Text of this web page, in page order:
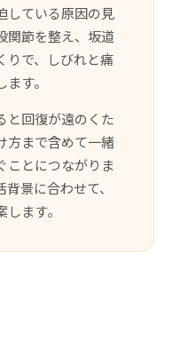
している原因の見
関節を整え、坂道
りで、しびれと痛
す。
と回復が遠のくた
方まで含めて一緒
ことにつながりま
景に合わせて、
ます。